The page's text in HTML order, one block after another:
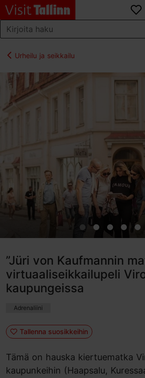
Urheilu ja seikkailu
”Jüri von Kaufmannin
virtuaaliseikkailupeli
kaupungeissa
Adrenaliini
Tallenna suosikkeihin
Tämä on hauska kiertuematka
kaupunkeihin (Haapsalu,